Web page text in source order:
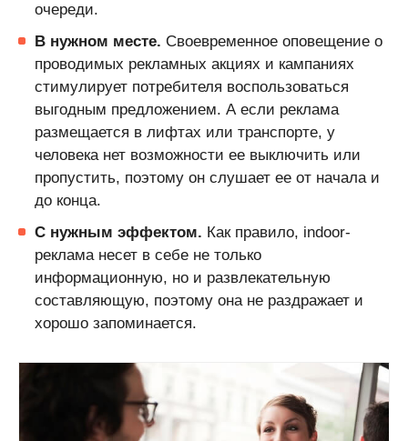
очереди.
В нужном месте. Своевременное оповещение о
проводимых рекламных акциях и кампаниях
стимулирует потребителя воспользоваться
выгодным предложением. А если реклама
размещается в лифтах или транспорте, у
человека нет возможности ее выключить или
пропустить, поэтому он слушает ее от начала и
до конца.
С нужным эффектом. Как правило, indoor-
реклама несет в себе не только
информационную, но и развлекательную
составляющую, поэтому она не раздражает и
хорошо запоминается.